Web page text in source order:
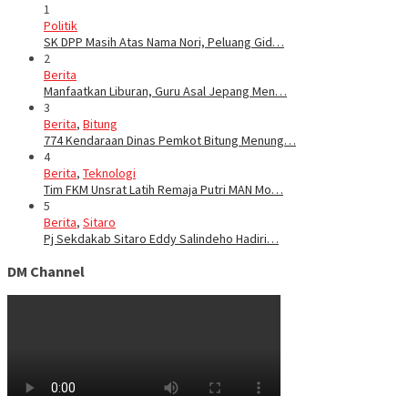
1
Politik
SK DPP Masih Atas Nama Nori, Peluang Gid…
2
Berita
Manfaatkan Liburan, Guru Asal Jepang Men…
3
Berita, Bitung
774 Kendaraan Dinas Pemkot Bitung Menung…
4
Berita, Teknologi
Tim FKM Unsrat Latih Remaja Putri MAN Mo…
5
Berita, Sitaro
Pj Sekdakab Sitaro Eddy Salindeho Hadiri…
DM Channel